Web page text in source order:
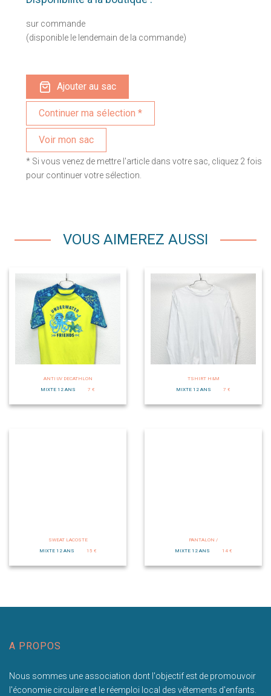
sur commande
(disponible le lendemain de la commande)
Ajouter au sac
Voir mon sac
* Si vous venez de mettre l'article dans votre sac, cliquez 2 fois
pour continuer votre sélection.
VOUS AIMEREZ AUSSI
ANTI UV DECATHLON
MIXTE 12 ANS
7 €
TSHIRT H&M
MIXTE 12 ANS
7 €
SWEAT LACOSTE
MIXTE 12 ANS
15 €
PANTALON /
MIXTE 12 ANS
14 €
A PROPOS
Nous sommes une association dont l'objectif est de promouvoir
l'économie circulaire et le réemploi local des vêtements d'enfants.